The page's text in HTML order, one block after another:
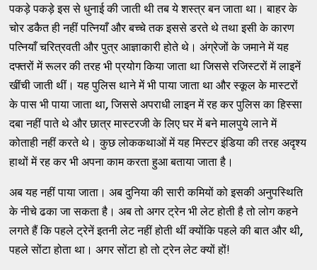
पकड़े पकड़े इस से धुनाई की जाती थी तब ये शस्त्र बन जाता था। बाहर के
चोर डकैत ही नहीं पत्नियाँ और बच्चे तक इससे डरते थे तथा इसी के कारण
पत्नियाँ चरित्रवती और पुत्र आज्ञाकारी होते थे। अंग्रेजों के जमाने में यह
दफ्तरों में रूलर की तरह भी प्रयोग किया जाता था जिससे रजिस्टरों में लाइनें
खींची जाती थीं। यह पुलिस थाने में भी पाया जाता था और स्कूल के मास्टरों
के पास भी पाया जाता था,जिससे अपराधी लाइन में रह कर पुलिस का हिस्सा
दबा नहीं पाते थे और छात्र मास्टरजी के लिए घर में बने मालपुये लाने में
कोताही नहीं करते थे। कुछ लोककथाओं में यह मिस्टर इंडिया की तरह अदृश्य
हाथों में रह कर भी अपना काम करता हुआ बताया जाता है।
अब यह नहीं पाया जाता। अब दुनिया की सारी कमियों को इसकी अनुपस्थिति
के नीचे ढका जा सकता है। अब तो अगर ट्रेन भी लेट होती है तो लोग कहने
लगते हैं कि पहले ट्रेनें इतनी लेट नहीं होती थीं क्योंकि पहले की बात और थी,
पहले सोंटा होता था। अगर सोंटा हो तो ट्रेन लेट क्यों हों!